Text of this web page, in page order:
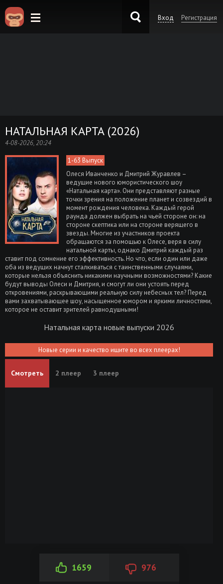
Вход Регистрация
НАТАЛЬНАЯ КАРТА (2026)
4-08-2026, 20:24
1-63 Выпуск
Олеся Иванченко и Дмитрий Журавлев –
ведущие нового юмористического шоу
«Натальная карта». Они представляют разные
точки зрения на положение планет и созвездий в
момент рождения человека. Каждый герой
раунда должен выбрать на чьей стороне он: на
стороне скептика или на стороне верящего в
звезды. Многие из участников проекта
обращаются за помощью к Олесе, веря в силу
натальной карты, однако Дмитрий каждый раз
ставит под сомнение его эффективность. Но что, если один или даже
оба из ведущих начнут сталкиваться с таинственными случаями,
которые нельзя объяснить никакими научными возможностями? Какие
будут выводы Олеси и Дмитрия, и смогут ли они устоять перед
откровениями, раскрывающими реальную силу небесных тел? Перед
вами захватывающее шоу, насыщенное юмором и яркими личностями,
которое не оставит зрителей равнодушными!
Натальная карта новые выпуски 2026
Новые серии и качество ищите во всех плеерах!
Смотреть 2 плеер 3 плеер
1659 976